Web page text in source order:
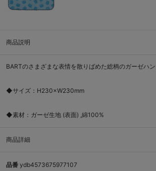
商品説明
BARTのさまざまな表情を散りばめた総柄のガーゼハン
◆サイズ：H230×W230mm
◆素材：ガーゼ生地 (表面) ,綿100%
商品詳細
品番 ydb4573675977107